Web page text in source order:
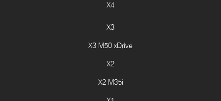
X4
X3
X3 M50 xDrive
X2
X2 M35i